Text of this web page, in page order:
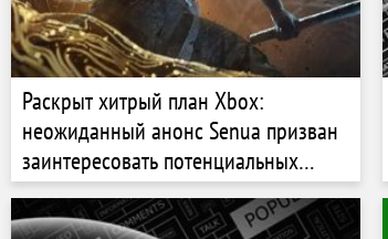
Раскрыт хитрый план Xbox:
неожиданный анонс ​​Senua призван
заинтересовать потенциальных
покупателей студии Ninja Theory